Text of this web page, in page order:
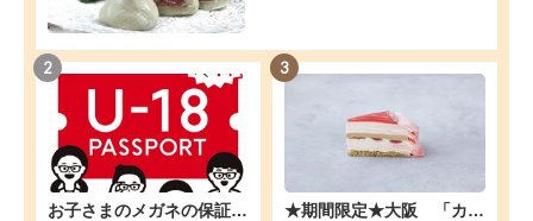
2
お子さまのメガネの保証期間を延長できます【無料】
3
★期間限定★大阪 「カサネオ」が出店！